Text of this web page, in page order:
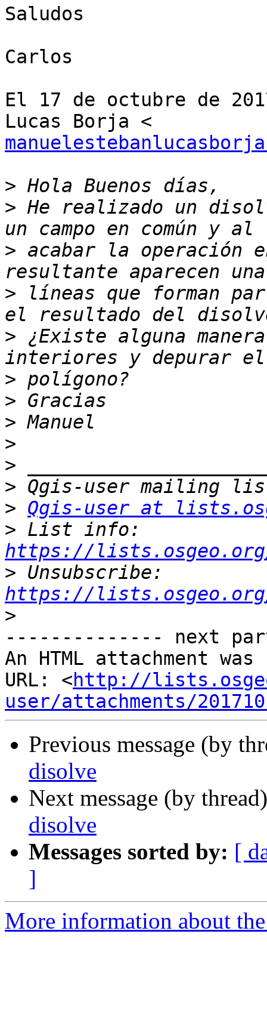
Saludos
Carlos
El 17 de octubre de
>
> He realizado un
> acabar la
> líneas que forman
> ¿Existe alguna
>
>
>
>
>
>
> Qgis-user at
>
https://
>
https://
>
-------------- next
An HTML attachment
URL: <http://
user/attachments/
Previous message (by
disolve
Next message (by
disolve
Messages sorted by: [
]
More information about